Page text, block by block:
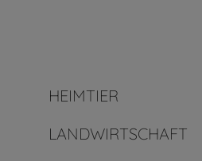
HEIMTIER
LANDWIRTSCHAFT